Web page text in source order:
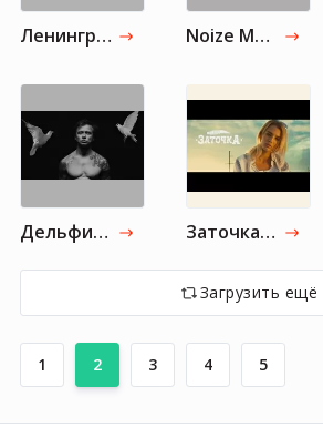
Ленинград — Сиськи Noize MC — В темноте
Дельфин - 520 Заточка — Батя Бьёт Маму
Загрузить ещё
1 2 3 4 5